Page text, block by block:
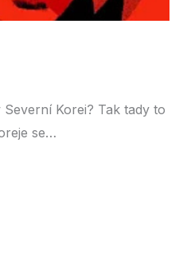
Korei? Tak tady to
se…